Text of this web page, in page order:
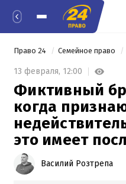
Право 24 Семейное право
13 февраля, 12:00
Фиктивный
когда
это имеет
Василий Розтрепа